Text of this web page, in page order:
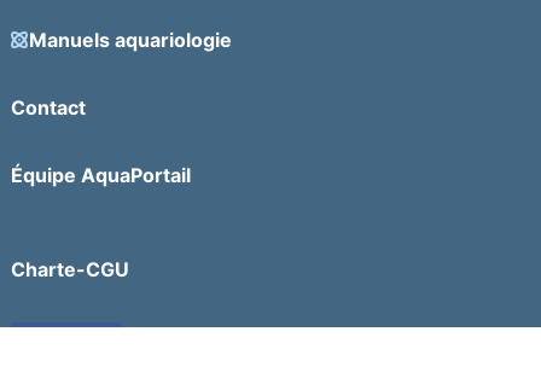
Manuels aquariologie
Contact
Équipe AquaPortail
Charte-CGU